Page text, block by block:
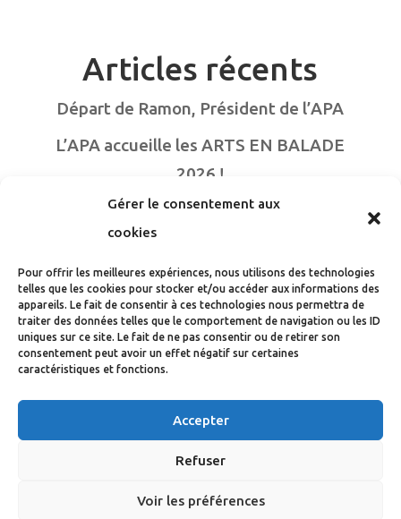
Gérer le consentement aux
cookies
Pour offrir les meilleures expériences, nous utilisons des technologies
telles que les cookies pour stocker et/ou accéder aux informations des
appareils. Le fait de consentir à ces technologies nous permettra de
traiter des données telles que le comportement de navigation ou les ID
uniques sur ce site. Le fait de ne pas consentir ou de retirer son
consentement peut avoir un effet négatif sur certaines
caractéristiques et fonctions.
Accepter
Refuser
Voir les préférences
Articles récents
Départ de Ramon, Président de l’APA
L’APA accueille les ARTS EN BALADE
2026 !
Campagne stérilisation chats errants
Noël des animaux les 6 et 7 décembre
CAMPAGNE DE STERILISATION DES
CHATS
Newsletter
Catégories
Actualités